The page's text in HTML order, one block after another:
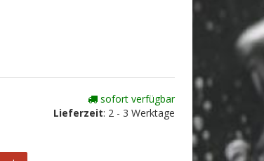
sofort verfügbar
Lieferzeit: 2 - 3 Werktage